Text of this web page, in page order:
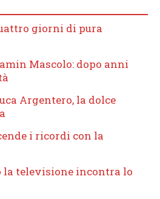
giorni di pura
Mascolo: dopo anni
Argentero, la dolce
i ricordi con la
la televisione incontra lo